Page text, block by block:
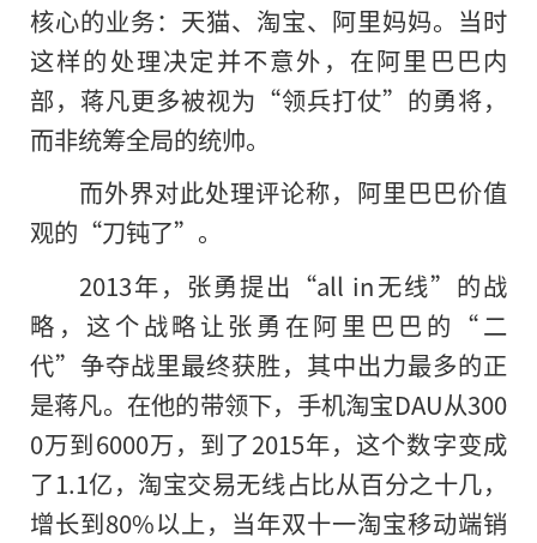
核心的业务：天猫、淘宝、阿里妈妈。当时
这样的处理决定并不意外，在阿里巴巴内
部，蒋凡更多被视为“领兵打仗”的勇将，
而非统筹全局的统帅。
而外界对此处理评论称，阿里巴巴价值
观的“刀钝了”。
2013年，张勇提出“all in无线”的战
略，这个战略让张勇在阿里巴巴的“二
代”争夺战里最终获胜，其中出力最多的正
是蒋凡。在他的带领下，手机淘宝DAU从300
0万到6000万，到了2015年，这个数字变成
了1.1亿，淘宝交易无线占比从百分之十几，
增长到80%以上，当年双十一淘宝移动端销